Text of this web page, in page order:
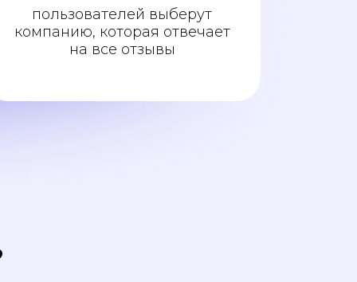
пользователей выберут
компанию, которая отвечает
на все отзывы